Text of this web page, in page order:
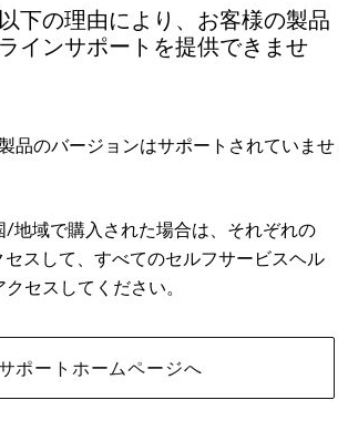
下の理由により、お客様の製品
インサポートを提供できませ
品のバージョンはサポートされていませ
/地域で購入された場合は、それぞれの
セスして、すべてのセルフサービスヘル
セスしてください。
ポートホームページへ